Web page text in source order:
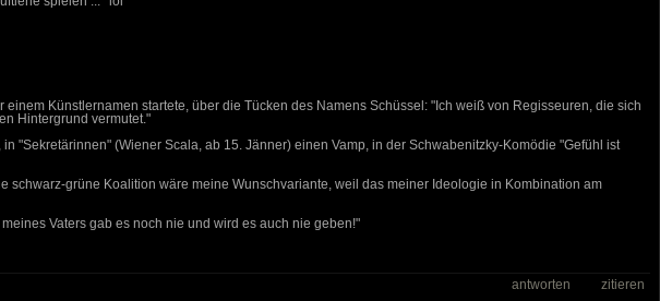
Künstlernamen startete, über die Tücken des Namens Schüssel: "Ich weiß von Regisseuren, die sich
Hintergrund vermutet."
(Wiener Scala, ab 15. Jänner) einen Vamp, in der Schwabenitzky-Komödie "Gefühl ist
grüne Koalition wäre meine Wunschvariante, weil das meiner Ideologie in Kombination am
Vaters gab es noch nie und wird es auch nie geben!"
antworten zitieren